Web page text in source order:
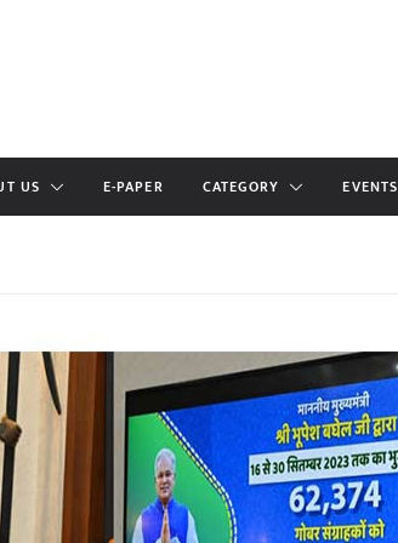
US E-PAPER CATEGORY EVENTS